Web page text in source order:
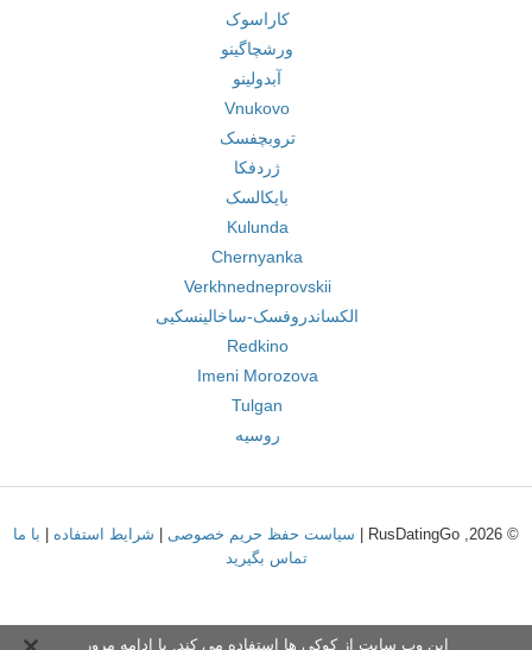
کاراسوک
ورشچاگینو
آبدولینو
Vnukovo
تروبچفسک
ژردفکا
بایکالسک
Kulunda
Chernyanka
Verkhnedneprovskii
الکساندروفسک-ساخالینسکیی
Redkino
Imeni Morozova
Tulgan
روسیه
© 2026, RusDatingGo | سیاست حفظ حریم خصوصی شرایط استفاده
با ما
تماس بگیرید
این وب سایت از کوکی ها استفاده می کند. با ادامه مرور